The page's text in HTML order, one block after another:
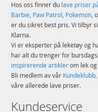
Hos oss finner du lave priser
Barbie, Paw Patrol, Pokemon,
er du sikret best pris. Vi tilbyr
Klarna.
Vi er eksperter på leketøy og
har alt du trenger for
inspirerende artiklerom lek
Bli medlem av vår
våre allerede lave priser.
Kundeservice